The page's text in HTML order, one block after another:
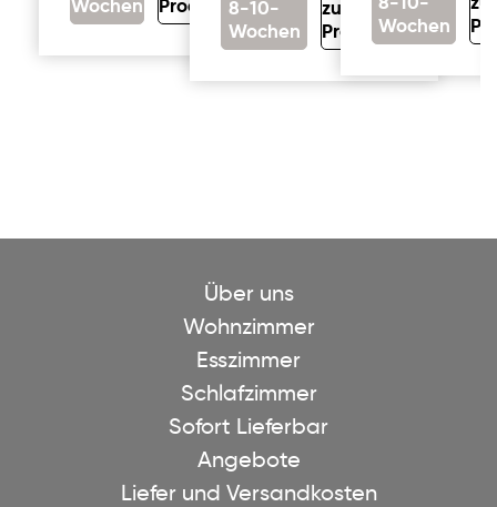
Wochen
Produkt 8-10-
Wochen
zum
Produkt
8-10-
Wochen
Über uns
Wohnzimmer
Esszimmer
Schlafzimmer
Sofort Lieferbar
Angebote
Liefer und Versandkosten